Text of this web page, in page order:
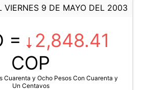
VIERNES 9 DE MAYO DEL 2003
=
2,848.41
COP
Cuarenta y Ocho Pesos Con Cuarenta y
Un Centavos